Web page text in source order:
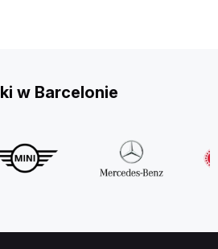
w Barcelonie